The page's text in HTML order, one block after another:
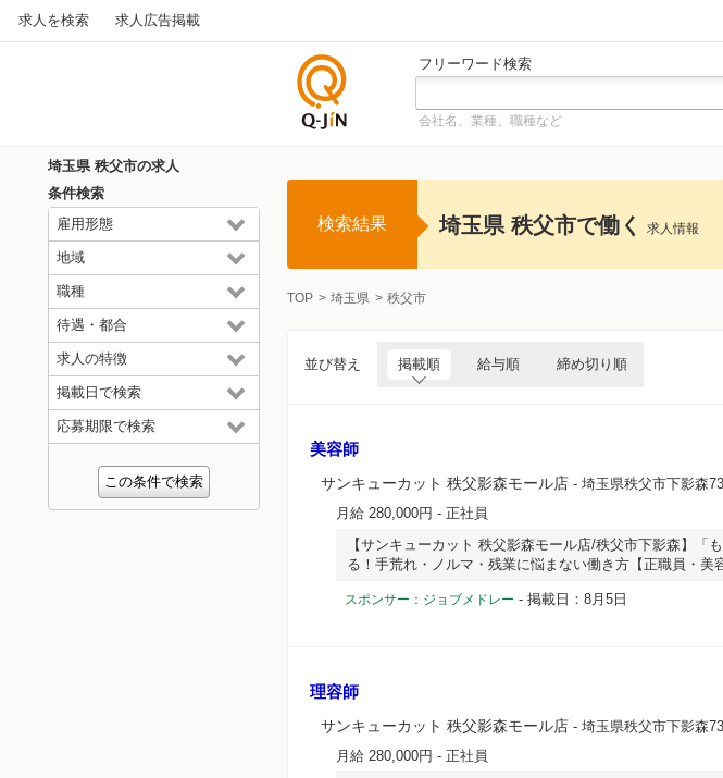
求人を検索 求人広告掲載
人サイ
フリーワード検索
会社名、業種、職種など
埼玉県 秩父市の求人
条件検索
雇用形態
地域
職種
待遇・都合
求人の特徴
掲載日で検索
応募期限で検索
検索結果 埼玉県 秩父市で働く 求人情報
TOP 埼玉県 秩父市
並び替え 掲載順 給与順 締め切り順
美容師
サンキューカット 秩父影森モール店 - 埼玉県秩父市下影森
月給 280,000円 - 正社員
【サンキューカット 秩父影森モール店/秩父市下影森】「
る！手荒れ・ノルマ・残業に悩まない働き方【正職員・美
スポンサー：ジョブメドレー - 掲載日：8月5日
理容師
サンキューカット 秩父影森モール店 - 埼玉県秩父市下影森
月給 280,000円 - 正社員